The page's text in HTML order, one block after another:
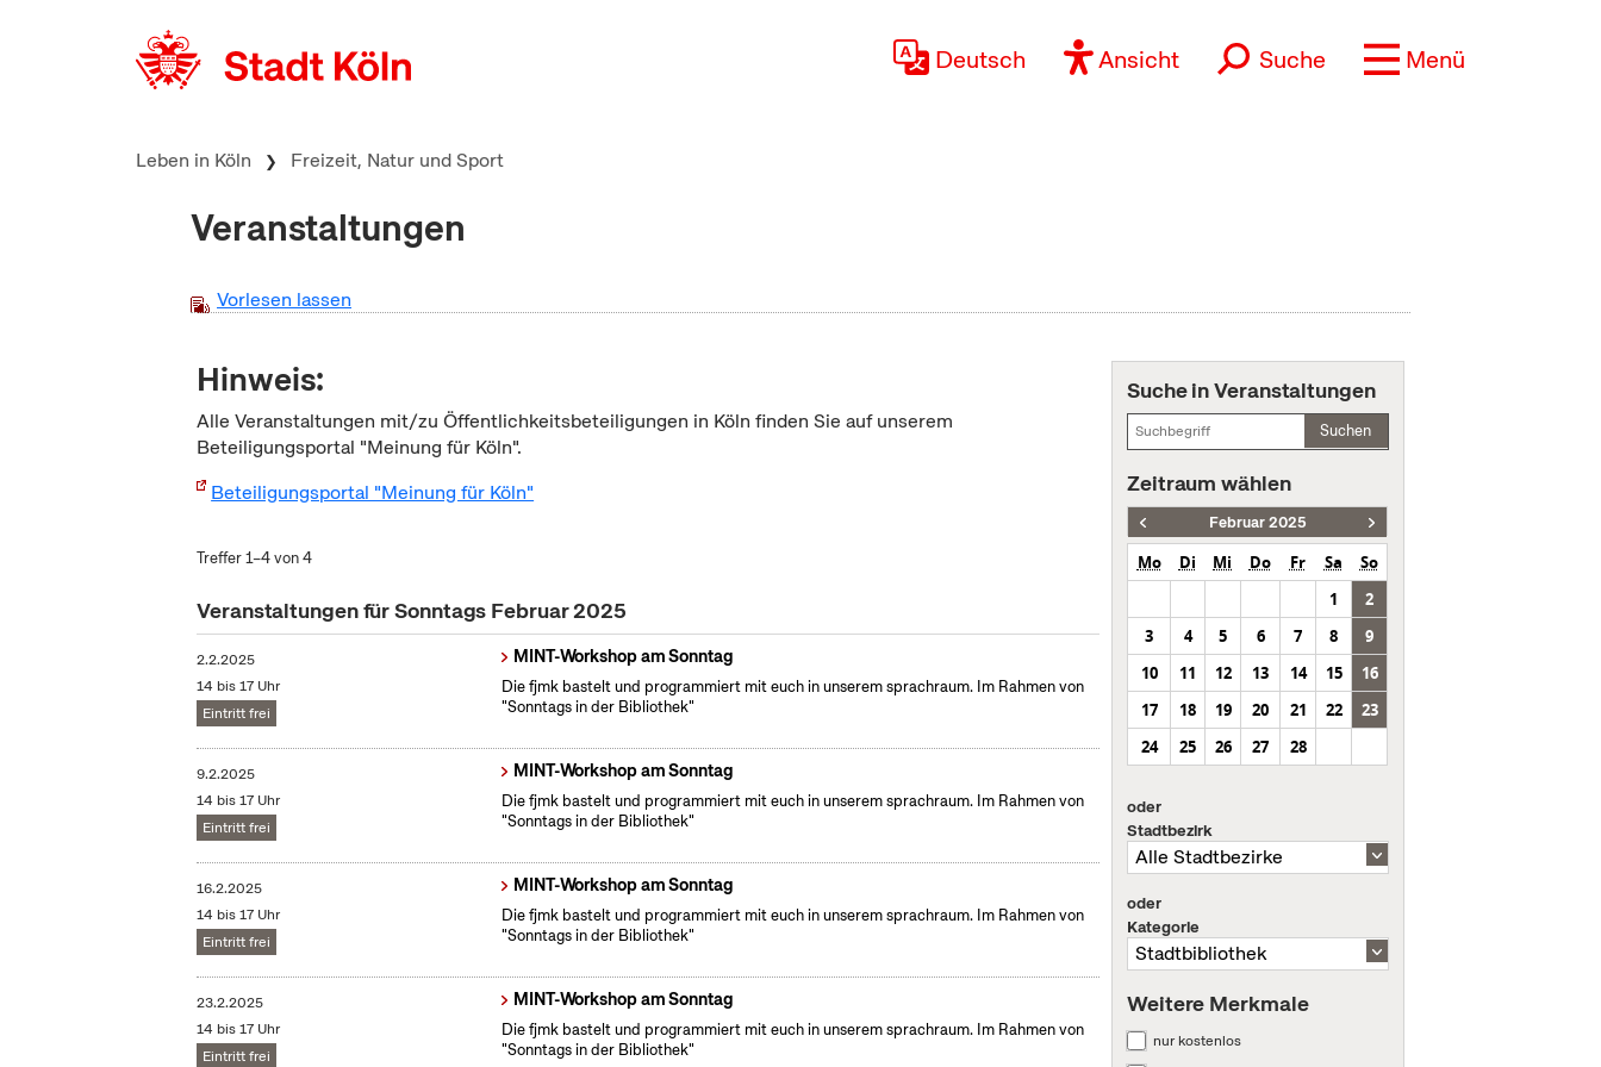
Deutsch Ansicht Suche Menü
Leben in Köln Freizeit, Natur und Sport
Veranstaltungen
Vorlesen lassen
Hinweis:
Alle Veranstaltungen mit/zu Öffentlichkeitsbeteiligungen in Köln finden Sie auf unserem
Beteiligungsportal "Meinung für Köln".
Beteiligungsportal "Meinung für Köln"
Treffer 1–4 von 4
Veranstaltungen für Sonntags Februar 2025
2.2.2025
14 bis 17 Uhr
Eintritt frei
MINT-Workshop am Sonntag
Die fjmk bastelt und programmiert mit euch in unserem sprachraum. Im Rahmen von
"Sonntags in der Bibliothek"
9.2.2025
14 bis 17 Uhr
Eintritt frei
MINT-Workshop am Sonntag
Die fjmk bastelt und programmiert mit euch in unserem sprachraum. Im Rahmen von
"Sonntags in der Bibliothek"
16.2.2025
14 bis 17 Uhr
Eintritt frei
MINT-Workshop am Sonntag
Die fjmk bastelt und programmiert mit euch in unserem sprachraum. Im Rahmen von
"Sonntags in der Bibliothek"
23.2.2025
14 bis 17 Uhr
Eintritt frei
MINT-Workshop am Sonntag
Die fjmk bastelt und programmiert mit euch in unserem sprachraum. Im Rahmen von
"Sonntags in der Bibliothek"
Suche in Veranstaltungen
Suchen
Zeitraum wählen
Februar 2025
Mo Di Mi Do Fr Sa
So
1
2
3
4 5 6 7 8
9
10
11 12 13 14 15
16
17
18 19 20 21 22
23
24
25 26 27 28
oder
Stadtbezirk
oder
Kategorie
Weitere Merkmale
nur kostenlos